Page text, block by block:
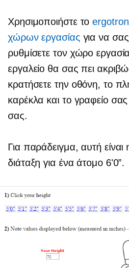
Χρησιμοποιήστε το
χώρων εργασίας για να
ρυθμίσετε τον χώρο
εργαλείο θα σας πει
κρατήσετε την οθόνη, το
καρέκλα και το γραφείο
σας.
Για παράδειγμα, αυτή είναι
διάταξη για ένα άτομο 6'0”.